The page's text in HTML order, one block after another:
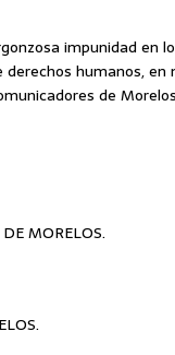
impunidad en
humanos, en
de
MORELOS.